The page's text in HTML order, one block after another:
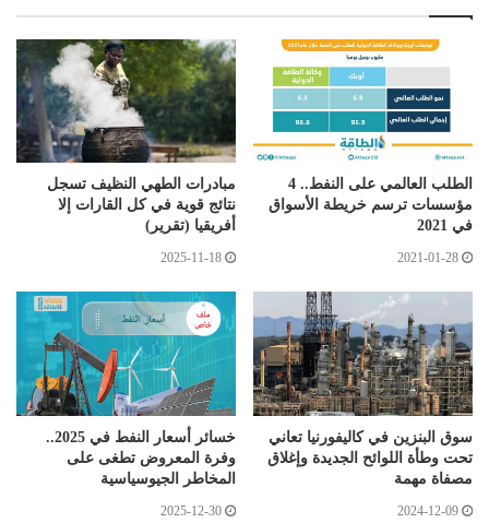
الطلب العالمي على النفط.. 4
مؤسسات ترسم خريطة الأسواق
في 2021
2021-01-28
مبادرات الطهي النظيف تسجل
نتائج قوية في كل القارات إلا
أفريقيا (تقرير)
2025-11-18
سوق البنزين في كاليفورنيا تعاني
تحت وطأة اللوائح الجديدة وإغلاق
مصفاة مهمة
2024-12-09
خسائر أسعار النفط في 2025..
وفرة المعروض تطغى على
المخاطر الجيوسياسية
2025-12-30